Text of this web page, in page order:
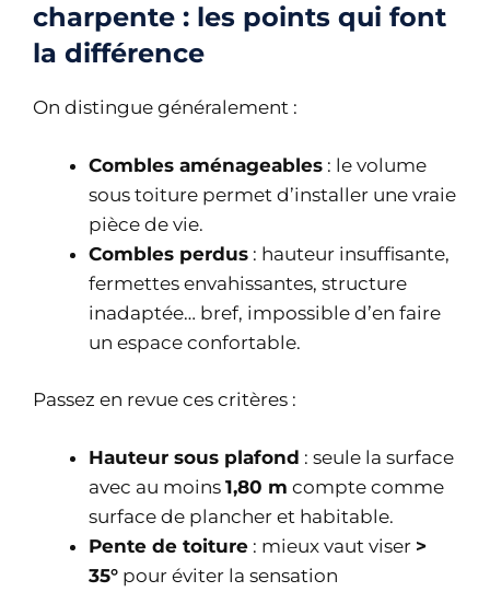
charpente : les points qui font
la différence
On distingue généralement :
Combles aménageables : le volume
sous toiture permet d’installer une vraie
pièce de vie.
Combles perdus : hauteur insuffisante,
fermettes envahissantes, structure
inadaptée… bref, impossible d’en faire
un espace confortable.
Passez en revue ces critères :
Hauteur sous plafond : seule la surface
avec au moins 1,80 m compte comme
surface de plancher et habitable.
Pente de toiture : mieux vaut viser >
35° pour éviter la sensation